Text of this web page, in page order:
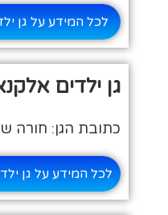
לכל המידע על גן
גן ילדים
כתובת הגן: חורה שכ
לכל המידע על גן